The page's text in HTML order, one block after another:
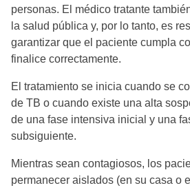
personas. El médico tratante
la salud pública y, por lo tanto, es
garantizar que el paciente cumpla
finalice correctamente.
El tratamiento se inicia cuando se
de TB o cuando existe una alta
de una fase intensiva inicial y una
subsiguiente.
Mientras sean contagiosos, los
permanecer aislados (en su casa o